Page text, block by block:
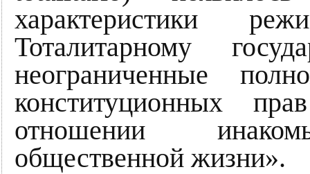
характеристики
Тоталитарному
неограниченные
конституционных
отношении
общественной жизни».